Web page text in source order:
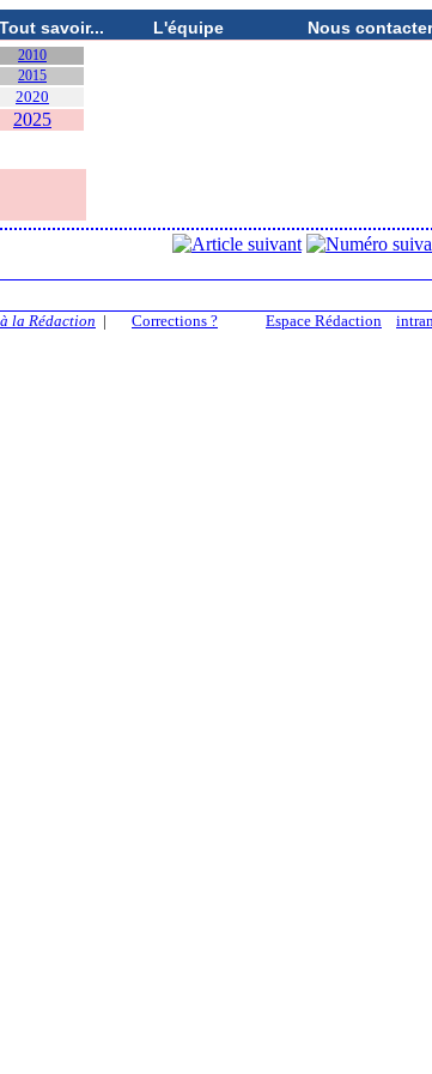
Tout savoir... L'équipe Nous contacter
2010
2015
2020
2025
Espace Rédaction
la Rédaction | Corrections ?